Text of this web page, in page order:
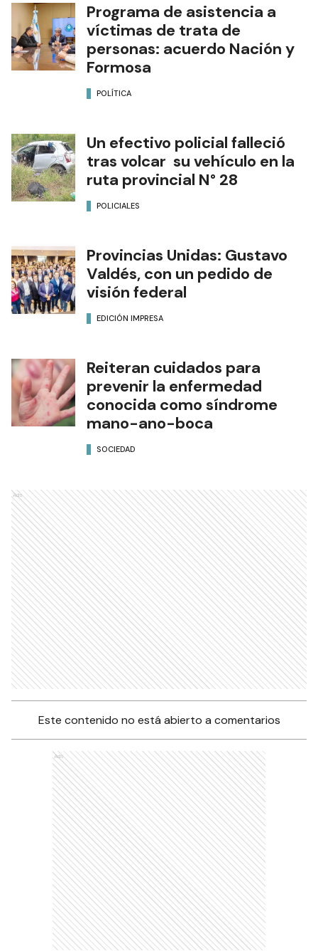
Programa de asistencia a
víctimas de trata de
personas: acuerdo Nación y
Formosa
POLÍTICA
Un efectivo policial falleció
tras volcar su vehículo en la
ruta provincial N° 28
POLICIALES
Provincias Unidas: Gustavo
Valdés, con un pedido de
visión federal
EDICIÓN IMPRESA
Reiteran cuidados para
prevenir la enfermedad
conocida como síndrome
mano-ano-boca
SOCIEDAD
Ads
Este contenido no está abierto a comentarios
Ads